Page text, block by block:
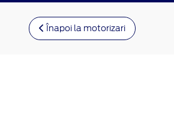
Înapoi la motorizari